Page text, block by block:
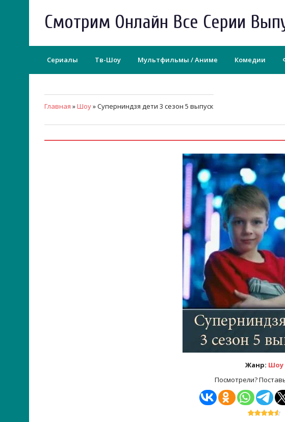
Смотрим Онлайн Все Серии
Сериалы Тв-Шоу Мультфильмы / Аниме Комедии
Главная »Шоу» Суперниндзя дети 3 сезон 5 выпуск
Жанр: Шоу
Посмотрели?